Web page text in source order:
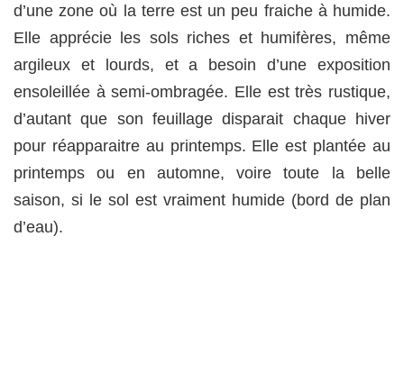
d’une zone où la terre est un peu fraiche à humide.
Elle apprécie les sols riches et humifères, même
argileux et lourds, et a besoin d’une exposition
ensoleillée à semi-ombragée. Elle est très rustique,
d’autant que son feuillage disparait chaque hiver
pour réapparaitre au printemps. Elle est plantée au
printemps ou en automne, voire toute la belle
saison, si le sol est vraiment humide (bord de plan
d’eau).